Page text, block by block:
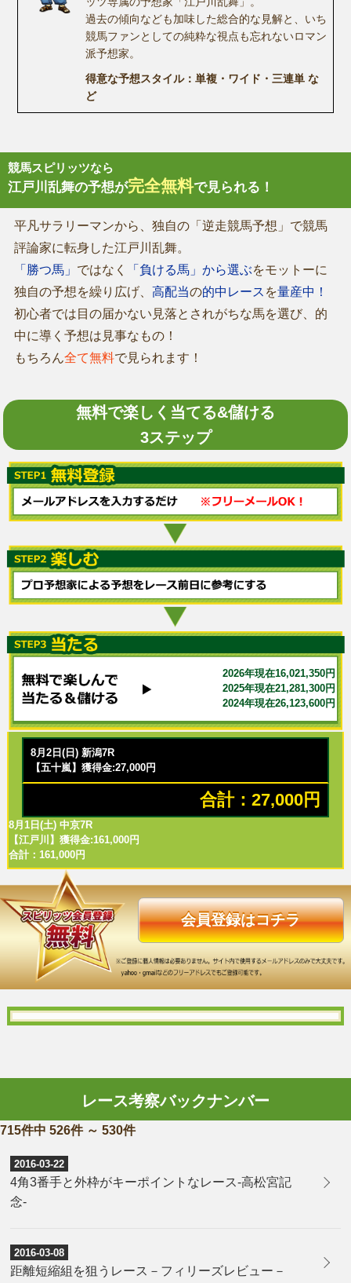
過去の傾向なども加味した総合的な見解と、いち
競馬ファンとしての純粋な視点も忘れないロマン
派予想家。
得意な予想スタイル：単複・ワイド・三連単 な
ど
競馬スピリッツなら
江戸川乱舞の予想が完全無料で見られる！
平凡サラリーマンから、独自の「逆走競馬予想」で競馬
評論家に転身した江戸川乱舞。
「勝つ馬」 ではなく 「負ける馬」から選ぶをモットーに
独自の予想を繰り広げ、 高配当の的中レース を量産中！
初心者では目の届かない見落とされがちな馬を選び、的
中に導く予想は見事なもの！
もちろん全て無料で見られます！
無料で楽しく当てる&儲ける
3ステップ
2026年現在16,021,350円
2025年現在21,281,300円
2024年現在26,123,600円
8月2日(日) 新潟7R
【五十嵐】獲得金:27,000円
合計：27,000円
8月1日(土) 中京7R
【江戸川】獲得金:161,000円
合計：161,000円
会員登録はコチラ
レース考察バックナンバー
715件中 526件 ～ 530件
2016-03-22
​4角3番手と外枠がキーポイントなレース-高松宮記
念-
2016-03-08
​距離短縮組を狙うレース－フィリーズレビュー－